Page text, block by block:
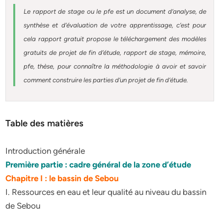
Le rapport de stage ou le pfe est un document d’analyse, de
synthèse et d’évaluation de votre apprentissage, c’est pour
cela rapport gratuit propose le téléchargement des modèles
gratuits de projet de fin d’étude, rapport de stage, mémoire,
pfe, thèse, pour connaître la méthodologie à avoir et savoir
comment construire les parties d’un projet de fin d’étude
Table des matières
Introduction générale
Première partie : cadre général de la zone d’étude
Chapitre I : le bassin de Sebou
I. Ressources en eau et leur qualité au niveau du bassin
de Sebou